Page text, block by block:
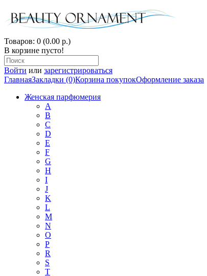
Товаров: 0 (0.00 р.)
В корзине пусто!
Войти или зарегистрироваться
ГлавнаяЗакладки (0)Корзина покупокОформление заказа
Женская парфюмерия
A
B
C
D
E
F
G
H
I
J
K
L
M
N
O
P
R
S
T